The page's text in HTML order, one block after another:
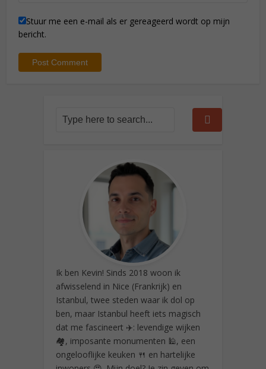
Stuur me een e-mail als er gereageerd wordt op mijn
bericht.
Ik ben Kevin! Sinds 2018 woon ik
afwisselend in Nice (Frankrijk) en
Istanbul, twee steden waar ik dol op
ben, maar Istanbul heeft iets magisch
dat me fascineert ✈️: levendige wijken
🏘️, imposante monumenten 🕌, een
ongelooflijke keuken 🍴 en hartelijke